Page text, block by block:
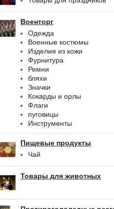
Военторг
Одежда
Военные костюмы
Изделия из кожи
Фурнитура
Ремни
бляхи
Значки
Кокарды и орлы
Флаги
пуговицы
Инструменты
Пищевые продукты
Чай
Товары для животных